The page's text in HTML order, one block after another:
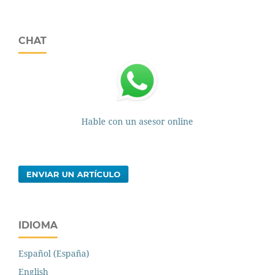
CHAT
Hable con un asesor online
ENVIAR UN ARTÍCULO
IDIOMA
Español (España)
English